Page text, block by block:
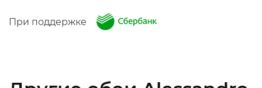
При поддержке